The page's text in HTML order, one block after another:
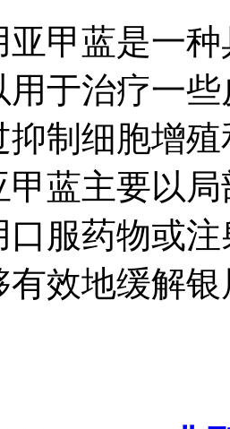
亚甲蓝是一
用于治疗一
抑制细胞增
甲蓝主要以
口服药物或
有效地缓解